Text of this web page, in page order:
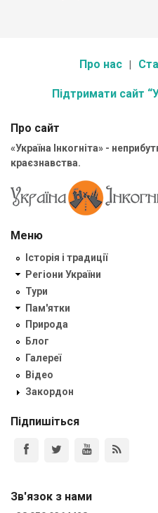
Про нас
Підтримати сайт
Про сайт
«Україна Інкогніта» -
краєзнавства.
Меню
Історія і традиції
Регіони України
Тури
Пам'ятки
Природа
Блог
Галереї
Відео
Закордон
Підпишіться
Зв'язок з нами